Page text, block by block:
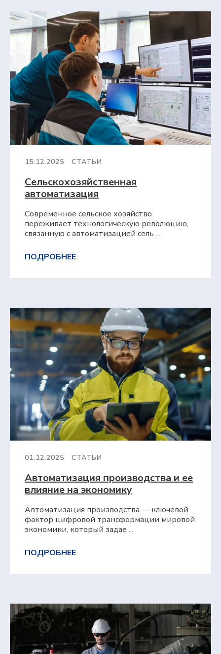
15.12.2025 СТАТЬИ
Сельскохозяйственная
автоматизация
Современное сельское хозяйство
переживает технологическую революцию,
связанную с автоматизацией сель ...
ПОДРОБНЕЕ
01.12.2025 СТАТЬИ
Автоматизация производства и ее
влияние на экономику
Автоматизация производства — ключевой
фактор цифровой трансформации мировой
экономики, который задае ...
ПОДРОБНЕЕ
Мы готовы оперативно ответить на
вопросы, отправить презентационные
материалы, организовать онлайн-встречу
с нашими экспертами и сделать
предварительный расчёт стоимости
ФАМИЛИЯ, ИМЯ, ОТЧЕСТВО
ЭЛЕКТРОННАЯ ПОЧТА
КОНТАКТНЫЙ НОМЕР ТЕЛЕФОНА
ГОРОД
Я подтверждаю, что ознакомлен(а) и
и мы свяжемся с
вами